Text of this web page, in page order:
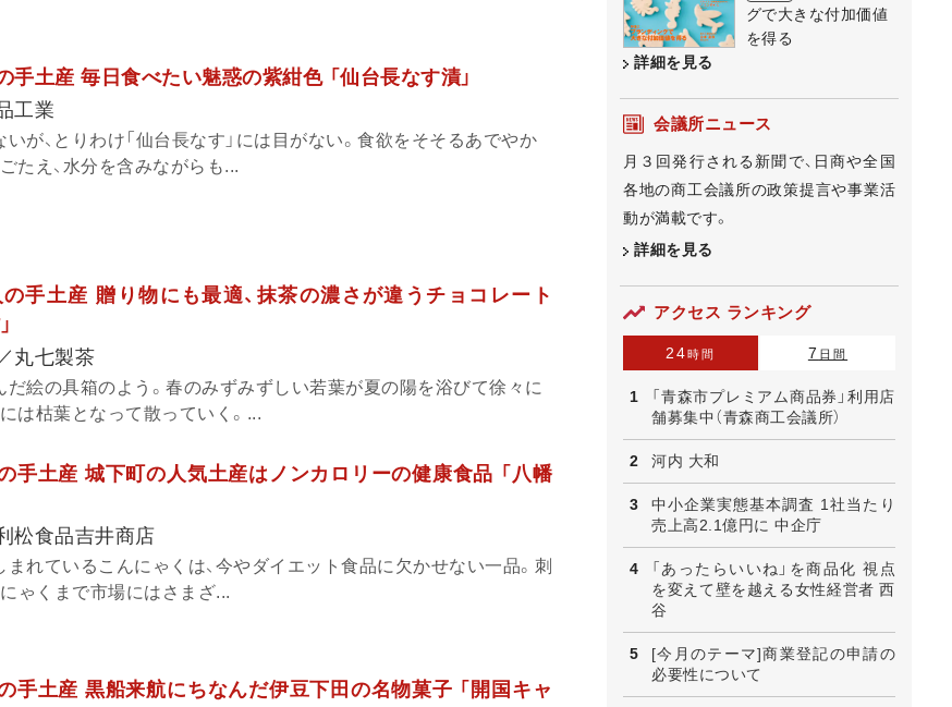
手土産 毎日食べたい魅惑の紫紺色 「仙台長なす漬」
工業
が、とりわけ「仙台長なす」には目がない。食欲をそそるあでやか
たえ、水分を含みながらも...
手土産 贈り物にも最適、抹茶の濃さが違うチョコレート
丸七製茶
だ絵の具箱のよう。春のみずみずしい若葉が夏の陽を浴びて徐々に
は枯葉となって散っていく。...
手土産 城下町の人気土産はノンカロリーの健康食品 「八幡
松食品吉井商店
れているこんにゃくは、今やダイエット食品に欠かせない一品。刺
にゃくまで市場にはさまざ...
手土産 黒船来航にちなんだ伊豆下田の名物菓子 「開国キャ
グで大きな付加価値
を得る
詳細を見る
会議所ニュース
月３回発行される新聞で、日商や全国
各地の商工会議所の政策提言や事業活
動が満載です。
詳細を見る
アクセス ランキング
24時間 7 日間
「青森市プレミアム商品券」利用店
舗募集中（青森商工会議所）
河内 大和
中小企業実態基本調査 1社当たり
売上高2.1億円に 中企庁
「あったらいいね」を商品化 視点
を変えて壁を越える女性経営者 西
谷
[今月のテーマ]商業登記の申請の
必要性について